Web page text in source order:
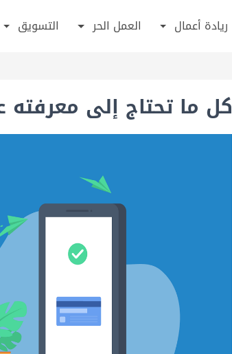
ريادة أعمال العمل الحر التسويق
كل ما تحتاج إلى معرفته